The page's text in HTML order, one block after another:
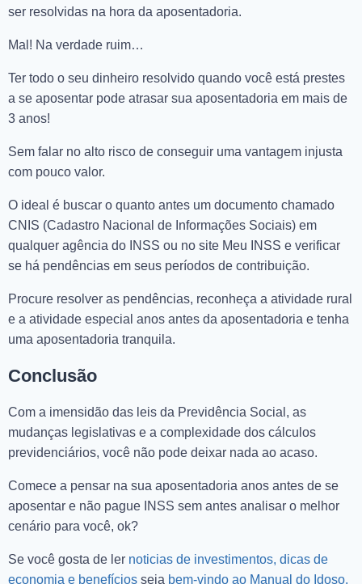
ser resolvidas na hora da aposentadoria.
Mal! Na verdade ruim…
Ter todo o seu dinheiro resolvido quando você está prestes
a se aposentar pode atrasar sua aposentadoria em mais de
3 anos!
Sem falar no alto risco de conseguir uma vantagem injusta
com pouco valor.
O ideal é buscar o quanto antes um documento chamado
CNIS (Cadastro Nacional de Informações Sociais) em
qualquer agência do INSS ou no site Meu INSS e verificar
se há pendências em seus períodos de contribuição.
Procure resolver as pendências, reconheça a atividade rural
e a atividade especial anos antes da aposentadoria e tenha
uma aposentadoria tranquila.
Conclusão
Com a imensidão das leis da Previdência Social, as
mudanças legislativas e a complexidade dos cálculos
previdenciários, você não pode deixar nada ao acaso.
Comece a pensar na sua aposentadoria anos antes de se
aposentar e não pague INSS sem antes analisar o melhor
cenário para você, ok?
Se você gosta de ler noticias de investimentos, dicas de
economia e benefícios seja bem-vindo ao Manual do Idoso.